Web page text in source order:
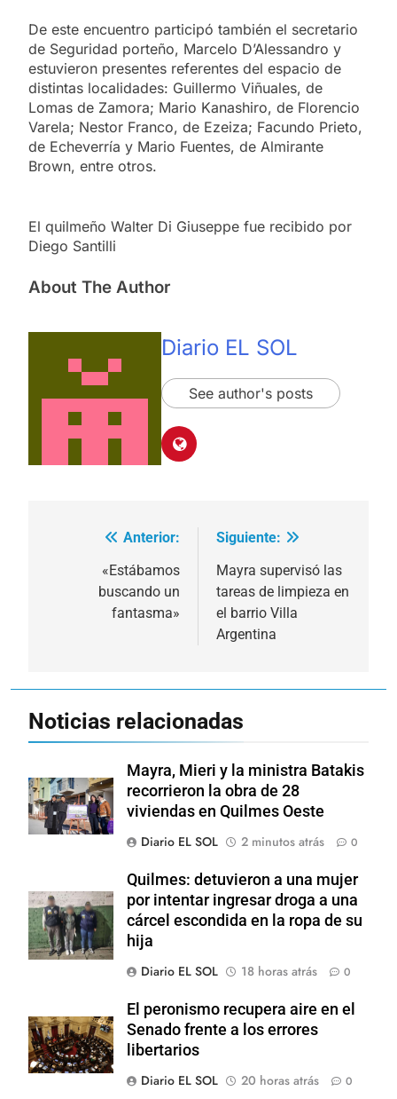
De este encuentro participó también el secretario
de Seguridad porteño, Marcelo D’Alessandro y
estuvieron presentes referentes del espacio de
distintas localidades: Guillermo Viñuales, de
Lomas de Zamora; Mario Kanashiro, de Florencio
Varela; Nestor Franco, de Ezeiza; Facundo Prieto,
de Echeverría y Mario Fuentes, de Almirante
Brown, entre otros.
El quilmeño Walter Di Giuseppe fue recibido por
Diego Santilli
About The Author
Diario EL SOL
See author's posts
Navegación
entradas
Anterior:
«Estábamos
buscando un
fantasma»
Siguiente:
Mayra supervisó las
tareas de limpieza en
el barrio Villa
Argentina
Noticias relacionadas
Mayra, Mieri y la ministra Batakis
recorrieron la obra de 28
viviendas en Quilmes Oeste
Diario EL SOL
2 minutos atrás 0
Quilmes: detuvieron a una mujer
por intentar ingresar droga a una
cárcel escondida en la ropa de su
hija
Diario EL SOL
18 horas atrás 0
El peronismo recupera aire en el
Senado frente a los errores
libertarios
Diario EL SOL
20 horas atrás 0